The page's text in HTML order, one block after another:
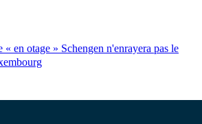
en otage » Schengen n'enrayera pas le